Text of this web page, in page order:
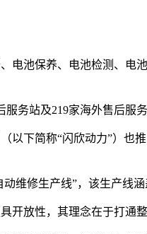
电池保养、电池检测、电
务站及219家海外售后服务
以下简称“闪欣动力”）也
维修生产线”，该生产线
开放性，其理念在于打通